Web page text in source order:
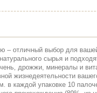
– отличный выбор для
сырья и
дрожжи, минералы и
жизнедеятельности
в каждой упаковке 10